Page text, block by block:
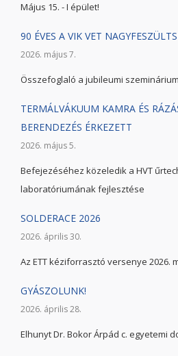
Május 15. - I épület!
90 ÉVES A VIK VET
2026. május 7.
Összefoglaló a jubileumi
TERMÁLVÁKUUM KAMRA ÉS
BERENDEZÉS ÉRKEZETT
2026. május 5.
Befejezéséhez közeledik a HVT
laboratóriumának fejlesztése
SOLDERACE 2026
2026. április 30.
Az ETT kéziforrasztó versenye 2026.
GYÁSZOLUNK!
2026. április 28.
Elhunyt Dr. Bokor Árpád c. egyetemi